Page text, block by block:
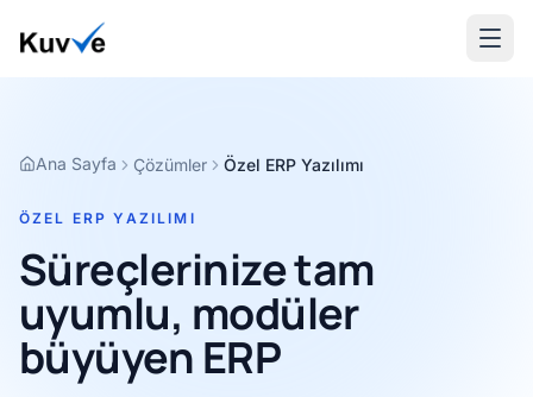
Ana Sayfa Çözümler Özel ERP Yazılımı
ÖZEL ERP YAZILIMI
Süreçlerinize tam
uyumlu, modüler
büyüyen ERP